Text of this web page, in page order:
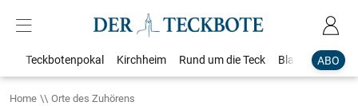
ABO
Teckbotenpokal Kirchheim Rund um die Teck Blaulicht
Home Orte des Zuhörens